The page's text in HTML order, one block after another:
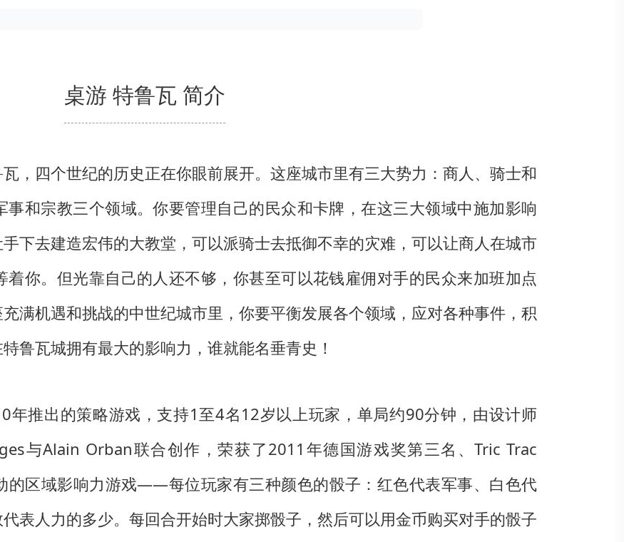
桌游 特鲁瓦 简介
，四个世纪的历史正在你眼前展开。这座城市里有三大势力：商人、骑士和
和宗教三个领域。你要管理自己的民众和卡牌，在这三大领域中施加影响
下去建造宏伟的大教堂，可以派骑士去抵御不幸的灾难，可以让商人在城市
你。但光靠自己的人还不够，你甚至可以花钱雇佣对手的民众来加班加点
机遇和挑战的中世纪城市里，你要平衡发展各个领域，应对各种事件，积
鲁瓦城拥有最大的影响力，谁就能名垂青史！
年推出的策略游戏，支持1至4名12岁以上玩家，单局约90分钟，由设计师
与Alain Orban联合创作，荣获了2011年德国游戏奖第三名、Tric Trac
的区域影响力游戏——每位玩家有三种颜色的骰子：红色代表军事、白色代
表人力的多少。每回合开始时大家掷骰子，然后可以用金币购买对手的骰子